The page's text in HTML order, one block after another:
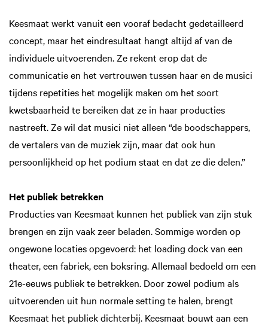
Keesmaat werkt vanuit een vooraf bedacht gedetailleerd
concept, maar het eindresultaat hangt altijd af van de
individuele uitvoerenden. Ze rekent erop dat de
communicatie en het vertrouwen tussen haar en de musici
tijdens repetities het mogelijk maken om het soort
kwetsbaarheid te bereiken dat ze in haar producties
nastreeft. Ze wil dat musici niet alleen “de boodschappers,
de vertalers van de muziek zijn, maar dat ook hun
persoonlijkheid op het podium staat en dat ze die delen.”
Het publiek betrekken
Producties van Keesmaat kunnen het publiek van zijn stuk
brengen en zijn vaak zeer beladen. Sommige worden op
ongewone locaties opgevoerd: het loading dock van een
theater, een fabriek, een boksring. Allemaal bedoeld om een
21e-eeuws publiek te betrekken. Door zowel podium als
uitvoerenden uit hun normale setting te halen, brengt
Keesmaat het publiek dichterbij. Keesmaat bouwt aan een